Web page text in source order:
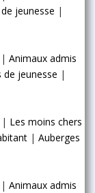
jeunesse |
| Animaux admis
de jeunesse |
| Les moins chers
| Auberges
| Animaux admis